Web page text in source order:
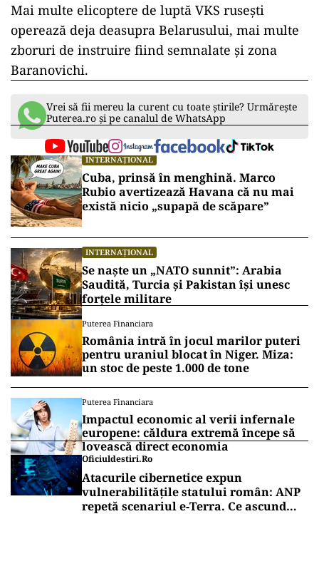
Mai multe elicoptere de luptă VKS rusești
operează deja deasupra Belarusului, mai multe
zboruri de instruire fiind semnalate și zona
Baranovichi.
Vrei să fii mereu la curent cu toate știrile? Urmărește
Puterea.ro și pe canalul de WhatsApp
INTERNAȚIONAL
Cuba, prinsă în menghină. Marco
Rubio avertizează Havana că nu mai
există nicio „supapă de scăpare”
INTERNAȚIONAL
Se naște un „NATO sunnit”: Arabia
Saudită, Turcia și Pakistan își unesc
forțele militare
Puterea Financiara
România intră în jocul marilor puteri
pentru uraniul blocat în Niger. Miza:
un stoc de peste 1.000 de tone
Puterea Financiara
Impactul economic al verii infernale
europene: căldura extremă începe să
lovească direct economia
Oficiuldestiri.ro
Atacurile cibernetice expun
vulnerabilitățile statului român: ANP
repetă scenariul e‑Terra. Ce ascund